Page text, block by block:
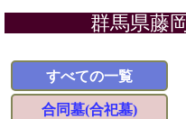
群馬県藤
すべての一覧
合同墓(合祀墓)